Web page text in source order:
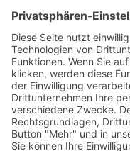
Umsetzung der
Hall geforderten
siehe PDF